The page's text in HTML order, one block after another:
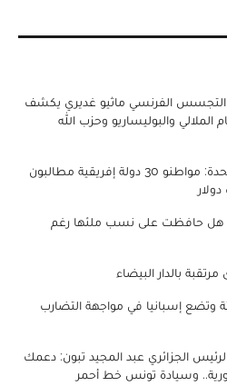
الفرنسي ماثيو غديري يكشف
والبوليساريو وحزب الله
تأشيرة الدخول للولايات المتحدة: مواطنو 30 دولة إفريقية مطالبون
هل حافظت على نسب ملئها رغم
بالدار البيضاء
وتضع إسبانيا في مواجهة التضارب
الجزائري عبد المجيد تبون: دعمك
وسيادة تونس خط أحمر